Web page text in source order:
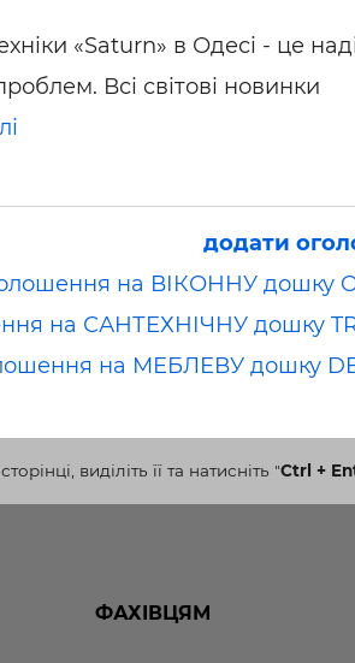
«Saturn» в Одесі - це
Всі світові новинки
додати
на ВІКОННУ дошку
на САНТЕХНІЧНУ дошку
на МЕБЛЕВУ дошку
виділіть її та натисніть "Ctrl +
ФАХІВЦЯМ